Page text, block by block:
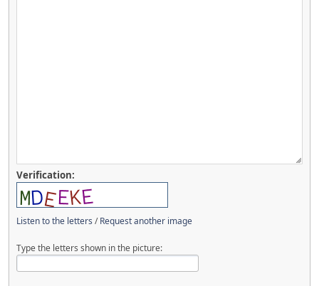
Verification:
Listen to the letters /Request another image
Type the letters shown in the picture: